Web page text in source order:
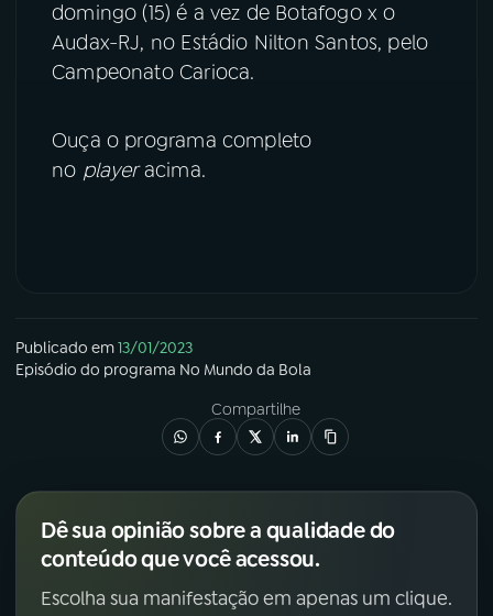
domingo (15) é a vez de Botafogo x o
Audax-RJ, no Estádio Nilton Santos, pelo
Campeonato Carioca.
Ouça o programa completo
no playeracima.
Publicado em13/01/2023
Episódio do programa No Mundo da Bola
Compartilhe
Dê sua opinião sobre a qualidade do
conteúdo que você acessou.
Escolha sua manifestação em apenas um clique.